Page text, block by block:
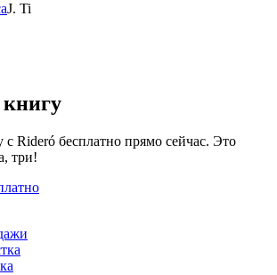
J. Ti
Rideró бесплатно прямо сейчас. Это
три!